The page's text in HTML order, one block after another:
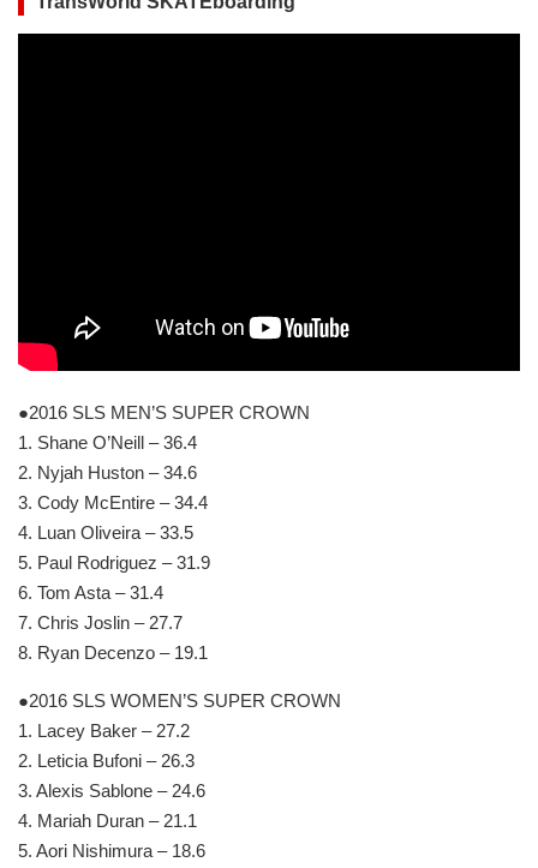
●2016 SLS MEN’S SUPER CROWN
1. Shane O’Neill – 36.4
2. Nyjah Huston – 34.6
3. Cody McEntire – 34.4
4. Luan Oliveira – 33.5
5. Paul Rodriguez – 31.9
6. Tom Asta – 31.4
7. Chris Joslin – 27.7
8. Ryan Decenzo – 19.1
●2016 SLS WOMEN’S SUPER CROWN
1. Lacey Baker – 27.2
2. Leticia Bufoni – 26.3
3. Alexis Sablone – 24.6
4. Mariah Duran – 21.1
5. Aori Nishimura – 18.6